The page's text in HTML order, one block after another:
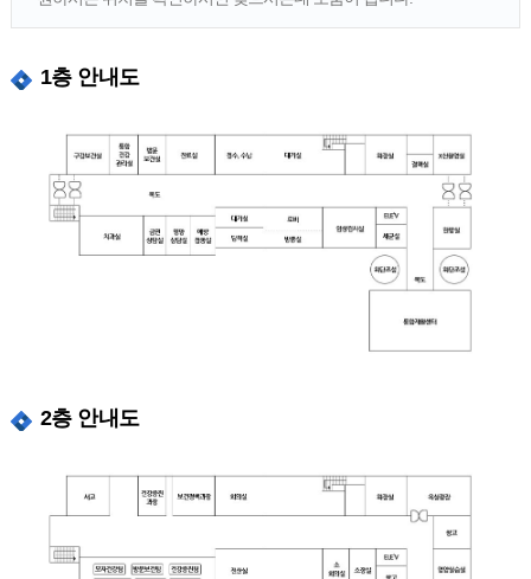
1층 안내도
2층 안내도